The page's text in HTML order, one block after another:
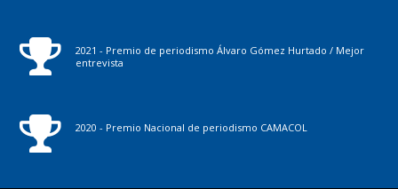
2021 - Premio de periodismo Álvaro Gómez Hurtado / Mejor
entrevista
2020 - Premio Nacional de periodismo CAMACOL